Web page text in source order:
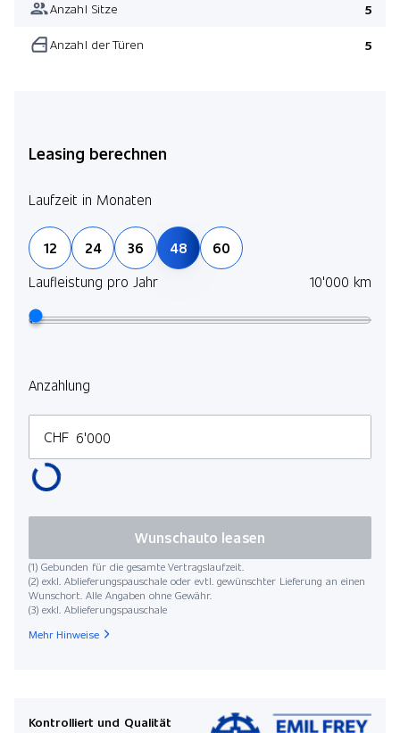
Anzahl Sitze 5
Anzahl der Türen 5
Leasing berechnen
Laufzeit in Monaten
12 24 36 48
60
Laufleistung pro Jahr
10'000 km
Anzahlung
CHF
(1) Gebunden für die gesamte Vertragslaufzeit.
(2) exkl. Ablieferungspauschale oder evtl. gewünschter Lieferung an einen
Wunschort. Alle Angaben ohne Gewähr.
(3) exkl. Ablieferungspauschale
Wunschauto leasen
Mehr Hinweise
Kontrolliert und Qualität